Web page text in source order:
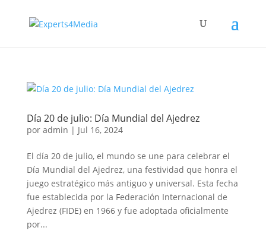
Día 20 de julio: Día Mundial del Ajedrez
por admin | Jul 16, 2024
El día 20 de julio, el mundo se une para celebrar el
Día Mundial del Ajedrez, una festividad que honra el
juego estratégico más antiguo y universal. Esta fecha
fue establecida por la Federación Internacional de
Ajedrez (FIDE) en 1966 y fue adoptada oficialmente
por...